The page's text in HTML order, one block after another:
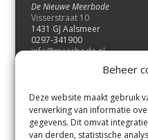
Beheer
Deze website maakt gebruik
verwerking van informatie
gegevens. Dit omvat
van derden, statistische
De Nieuwe Meerbode
Visserstraat 10
1431 GJ Aalsmeer
0297-341900
info@meerbode.nl